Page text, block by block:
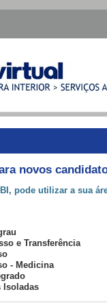
novos
pode utilizar a sua
e Transferência
- Medicina
Isoladas